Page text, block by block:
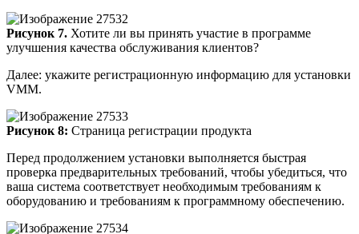
Рисунок 7. Хотите ли вы принять участие в программе
улучшения качества обслуживания клиентов?
Далее: укажите регистрационную информацию для установки
VMM.
Рисунок 8: Страница регистрации продукта
Перед продолжением установки выполняется быстрая
проверка предварительных требований, чтобы убедиться, что
ваша система соответствует необходимым требованиям к
оборудованию и требованиям к программному обеспечению.